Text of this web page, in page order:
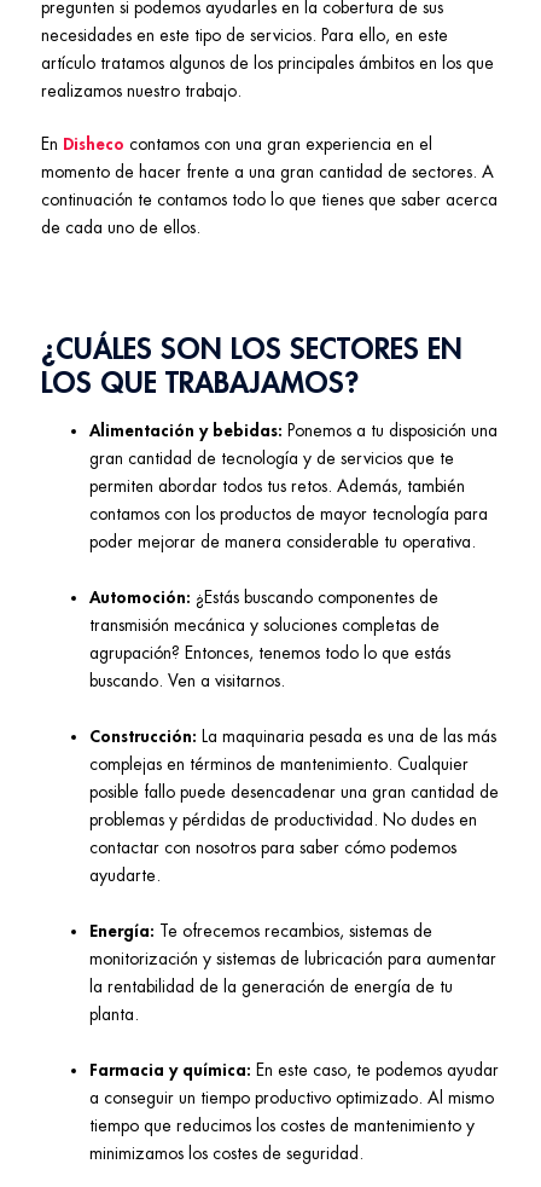
pregunten si podemos ayudarles en la cobertura de sus
necesidades en este tipo de servicios. Para ello, en este
artículo tratamos algunos de los principales ámbitos en los que
realizamos nuestro trabajo.
En Disheco contamos con una gran experiencia en el
momento de hacer frente a una gran cantidad de sectores. A
continuación te contamos todo lo que tienes que saber acerca
de cada uno de ellos.
¿CUÁLES SON LOS SECTORES EN
LOS QUE TRABAJAMOS?
Alimentación y bebidas: Ponemos a tu disposición una
gran cantidad de tecnología y de servicios que te
permiten abordar todos tus retos. Además, también
contamos con los productos de mayor tecnología para
poder mejorar de manera considerable tu operativa.
Automoción: ¿Estás buscando componentes de
transmisión mecánica y soluciones completas de
agrupación? Entonces, tenemos todo lo que estás
buscando. Ven a visitarnos.
Construcción: La maquinaria pesada es una de las más
complejas en términos de mantenimiento. Cualquier
posible fallo puede desencadenar una gran cantidad de
problemas y pérdidas de productividad. No dudes en
contactar con nosotros para saber cómo podemos
ayudarte.
Energía: Te ofrecemos recambios, sistemas de
monitorización y sistemas de lubricación para aumentar
la rentabilidad de la generación de energía de tu
planta.
Farmacia y química: En este caso, te podemos ayudar
a conseguir un tiempo productivo optimizado. Al mismo
tiempo que reducimos los costes de mantenimiento y
minimizamos los costes de seguridad.